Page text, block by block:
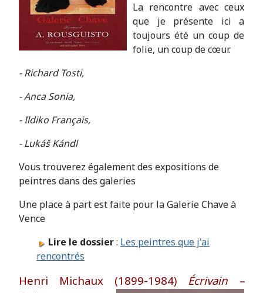
La rencontre avec ceux
que je présente ici a
toujours été un coup de
folie, un coup de cœur.
- Richard Tosti,
- Anca Sonia,
- Ildiko Français,
- Lukáš Kándl
Vous trouverez également des expositions de
peintres dans des galeries
Une place à part est faite pour la Galerie Chave à
Vence
Lire le dossier: Les peintres que j'ai
rencontrés
Henri Michaux (1899-1984) Écrivain –